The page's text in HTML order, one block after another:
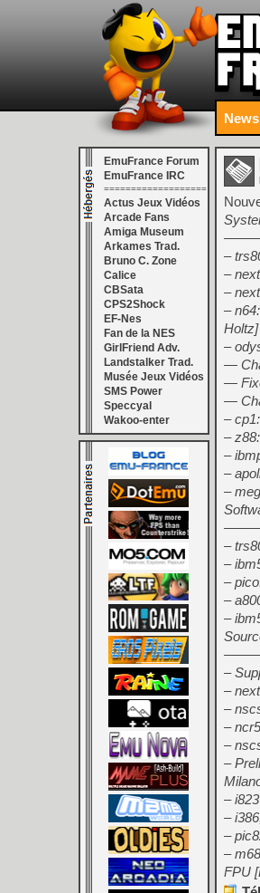
News
EmuFrance Forum
EmuFrance IRC
===================
Actus Jeux Vidéos
Arcade Fans
Amiga Museum
Arkames Trad.
Bruno C. Zone
Calice
CBSata
CPS2Shock
EF-Nes
Fan de la NES
GirlFriend Adv.
Landstalker Trad.
Musée Jeux Vidéos
SMS Power
Speccyal
Wakoo-enter
–
–
–
–
Holtz]
–
—
—
—
–
–
–
–
–
–
–
–
–
–
–
–
–
–
–
–
–
–
–
–
FPU